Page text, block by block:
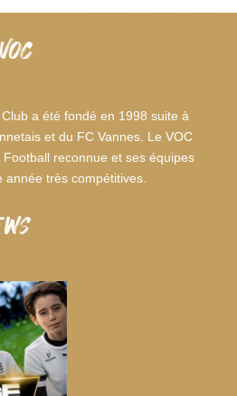
a été fondé en 1998 suite à
et du FC Vannes. Le VOC
reconnue et ses équipes
très compétitives.